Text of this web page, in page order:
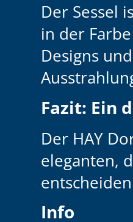
Der Sessel
in der
Designs
Fazit: Ein
Der HAY
eleganten,
Info